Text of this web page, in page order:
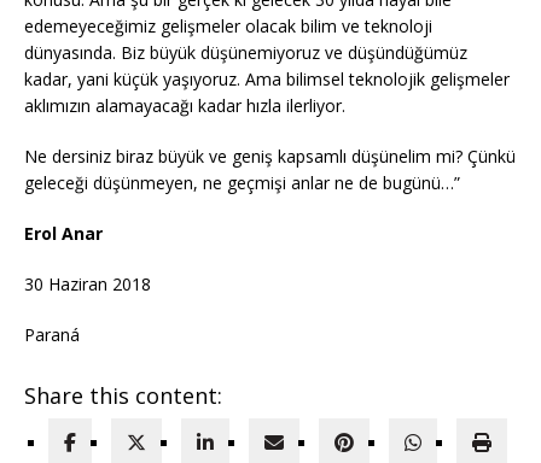
edemeyeceğimiz gelişmeler olacak bilim ve teknoloji
dünyasında. Biz büyük düşünemiyoruz ve düşündüğümüz
kadar, yani küçük yaşıyoruz. Ama bilimsel teknolojik gelişmeler
aklımızın alamayacağı kadar hızla ilerliyor.
Ne dersiniz biraz büyük ve geniş kapsamlı düşünelim mi? Çünkü
geleceği düşünmeyen, ne geçmişi anlar ne de bugünü…”
Erol Anar
30 Haziran 2018
Paraná
Share this content: